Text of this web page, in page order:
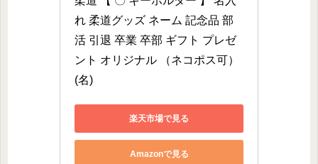
れ 柔道グッズ ネーム 記念品 部
活 引退 卒業 卒部 ギフト プレゼ
ント オリジナル （ネコポス可）
(名)
楽天市場で見る
Amazonで見る